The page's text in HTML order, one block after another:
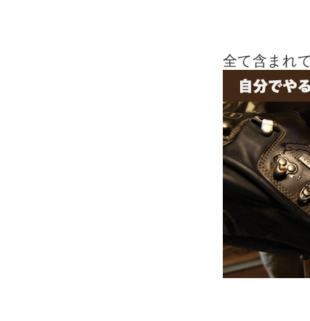
全て含まれ